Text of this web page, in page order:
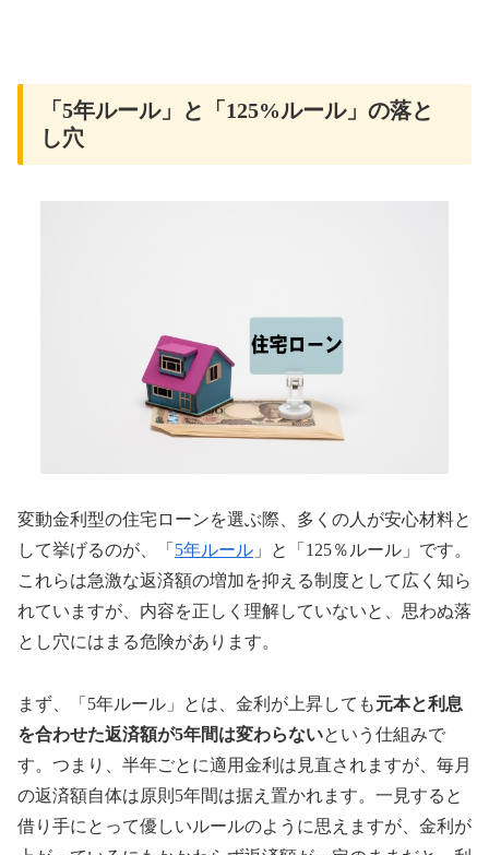
「5年ルール」と「125%ルール」の落と
し穴
変動金利型の住宅ローンを選ぶ際、多くの人が安心材料と
して挙げるのが、「 5年ルール 」と「125％ルール」です。
これらは急激な返済額の増加を抑える制度として広く知ら
れていますが、内容を正しく理解していないと、思わぬ落
とし穴にはまる危険があります。
まず、「5年ルール」とは、金利が上昇しても元本と利息
を合わせた返済額が5年間は変わらないという仕組みで
す。つまり、半年ごとに適用金利は見直されますが、毎月
の返済額自体は原則5年間は据え置かれます。一見すると
借り手にとって優しいルールのように思えますが、金利が